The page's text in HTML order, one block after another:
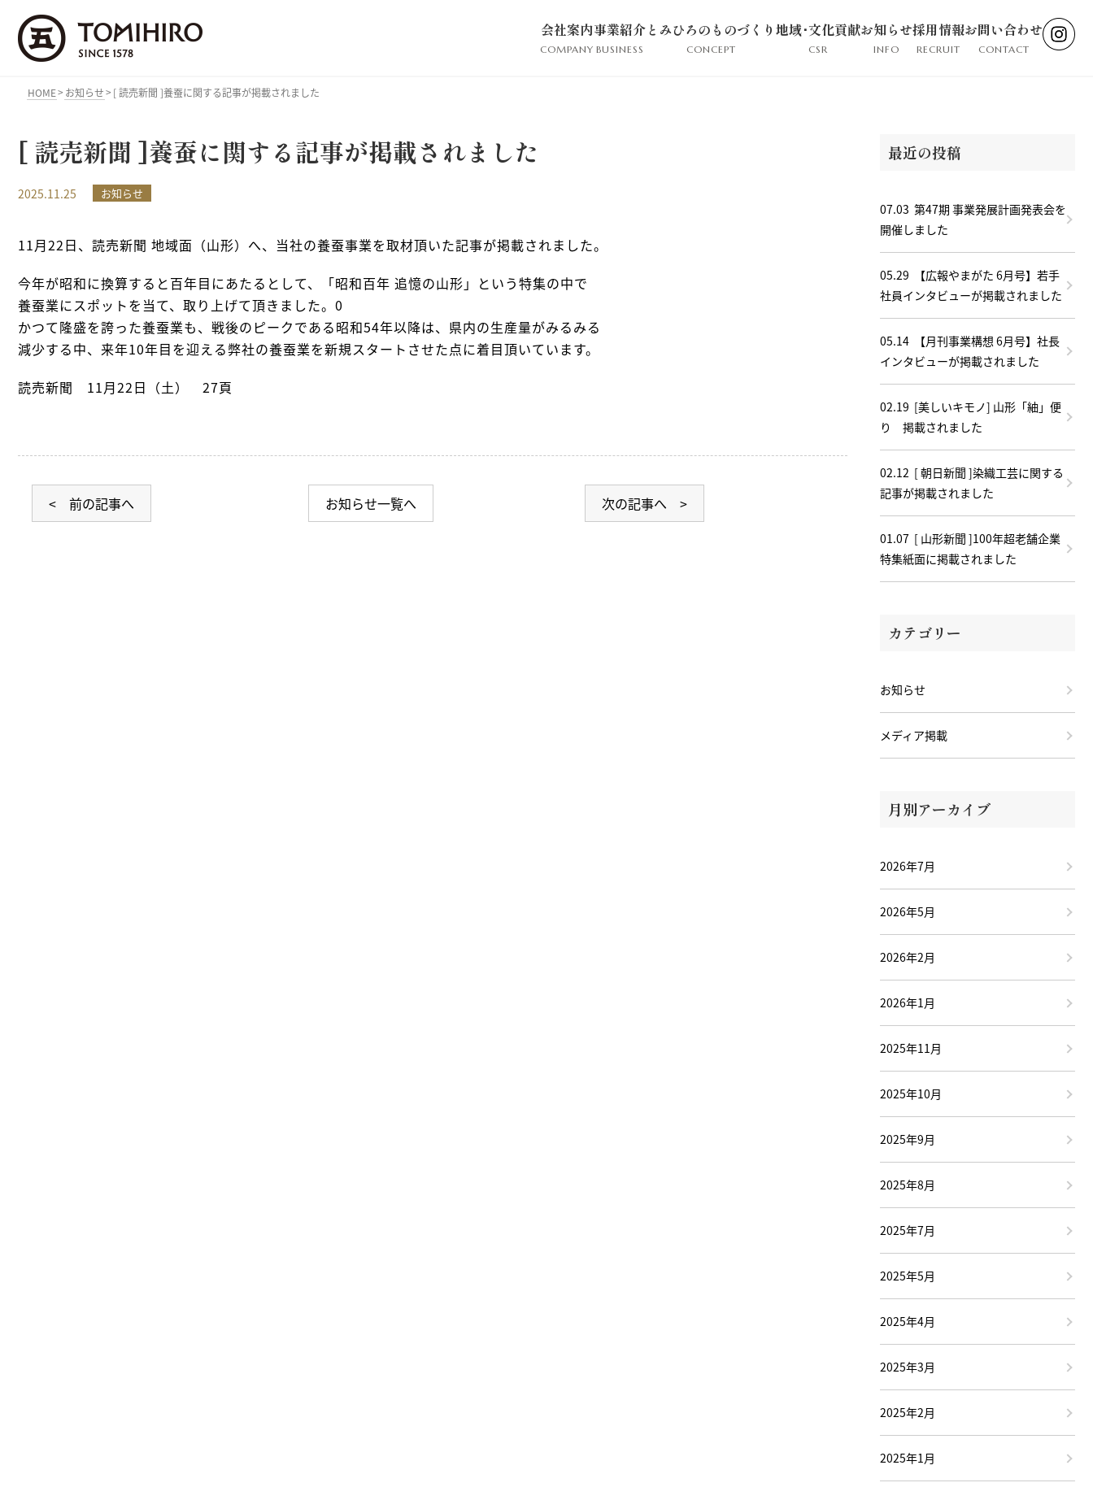
会社案内
COMPANY
事業紹介
BUSINESS
とみひろのものづくり
CONCEPT
地域･文化貢献
CSR
お知らせ
INFO
採用情報
RECRUIT
お問い合わせ
CONTACT
HOME> お知らせ> [ 読売新聞 ]養蚕に関する記事が掲載されました
[ 読売新聞 ]養蚕に関する記事が掲載されました
2025.11.25 お知らせ
11月22日、読売新聞 地域面（山形）へ、当社の養蚕事業を取材頂いた記事が掲載されました。
今年が昭和に換算すると百年目にあたるとして、「昭和百年 追憶の山形」という特集の中で
養蚕業にスポットを当て、取り上げて頂きました。0
かつて隆盛を誇った養蚕業も、戦後のピークである昭和54年以降は、県内の生産量がみるみる
減少する中、来年10年目を迎える弊社の養蚕業を新規スタートさせた点に着目頂いています。
読売新聞 11月22日（土） 27頁
< 前の記事へ お知らせ一覧へ 次の記事へ >
最近の投稿
07.03 第47期 事業発展計画発表会を
開催しました
05.29
【広報やまがた 6月号】若手
社員インタビューが掲載されました
05.14
【月刊事業構想 6月号】社長
インタビューが掲載されました
02.19 [美しいキモノ] 山形「紬」便
り 掲載されました
02.12 [ 朝日新聞 ]染織工芸に関する
記事が掲載されました
01.07 [ 山形新聞 ]100年超老舗企業
特集紙面に掲載されました
カテゴリー
お知らせ
メディア掲載
月別アーカイブ
2026年7月
2026年5月
2026年2月
2026年1月
2025年11月
2025年10月
2025年9月
2025年8月
2025年7月
2025年5月
2025年4月
2025年3月
2025年2月
2025年1月